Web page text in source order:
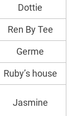
Dottie
Ren By Tee
Germe
Ruby’s house
Jasmine